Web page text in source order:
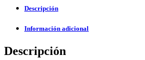
Descripción
Información adicional
Descripción